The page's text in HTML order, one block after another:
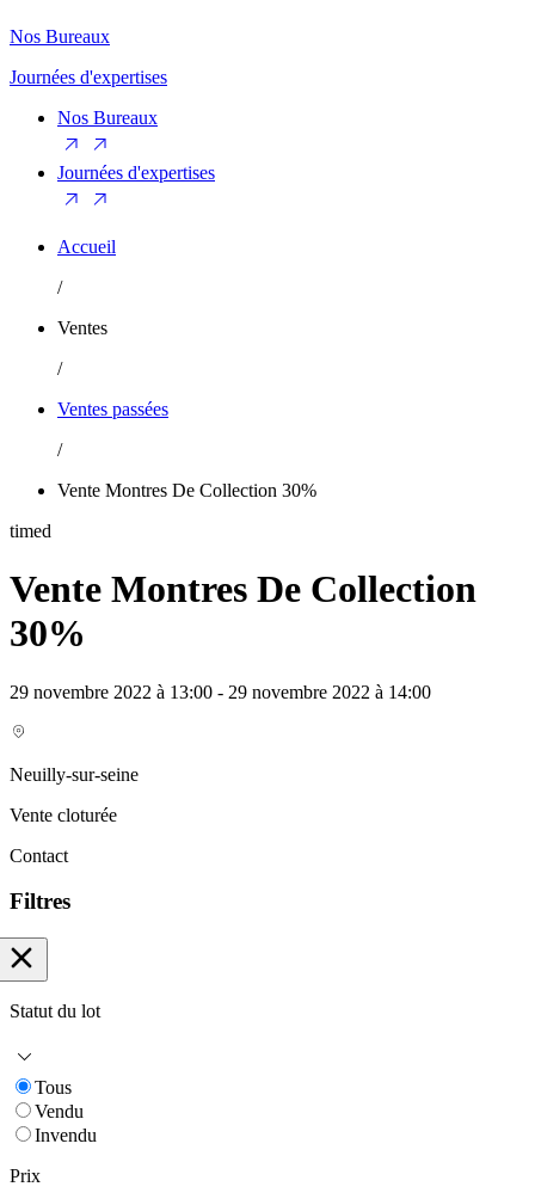
Nos Bureaux
Journées d'expertises
Nos Bureaux
Journées d'expertises
Accueil
/
Ventes
/
Ventes passées
/
Vente Montres De Collection 30%
timed
Vente Montres De Collection
30%
29 novembre 2022 à 13:00 - 29 novembre 2022 à 14:00
Neuilly-sur-seine
Vente cloturée
Contact
Filtres
Statut du lot
Tous
Vendu
Invendu
Prix